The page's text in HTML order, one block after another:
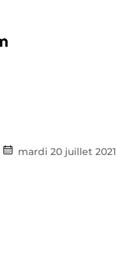
mardi 20 juillet 2021